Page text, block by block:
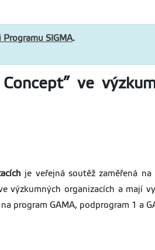
SIGMA.
ve
je veřejná soutěž zaměřená na
výzkumných organizacích a mají
program GAMA, podprogram 1 a